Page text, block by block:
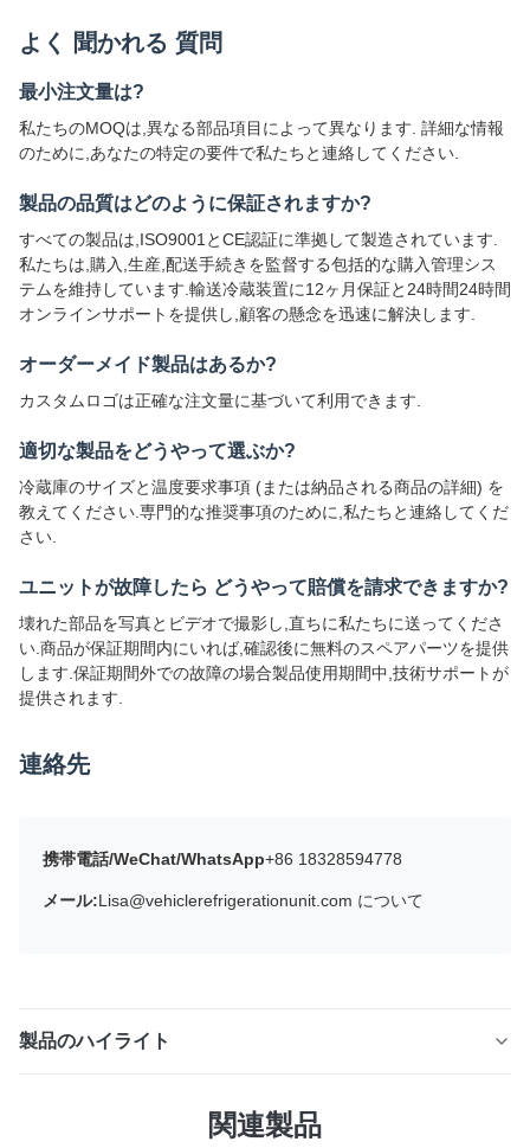
よく 聞かれる 質問
最小注文量は?
私たちのMOQは,異なる部品項目によって異なります. 詳細な情報
のために,あなたの特定の要件で私たちと連絡してください.
製品の品質はどのように保証されますか?
すべての製品は,ISO9001とCE認証に準拠して製造されています.
私たちは,購入,生産,配送手続きを監督する包括的な購入管理シス
テムを維持しています.輸送冷蔵装置に12ヶ月保証と24時間24時間
オンラインサポートを提供し,顧客の懸念を迅速に解決します.
オーダーメイド製品はあるか?
カスタムロゴは正確な注文量に基づいて利用できます.
適切な製品をどうやって選ぶか?
冷蔵庫のサイズと温度要求事項 (または納品される商品の詳細) を
教えてください.専門的な推奨事項のために,私たちと連絡してくだ
さい.
ユニットが故障したら どうやって賠償を請求できますか?
壊れた部品を写真とビデオで撮影し,直ちに私たちに送ってくださ
い.商品が保証期間内にいれば,確認後に無料のスペアパーツを提供
します.保証期間外での故障の場合製品使用期間中,技術サポートが
提供されます.
連絡先
携帯電話/WeChat/WhatsApp+86 18328594778
メール:Lisa@vehiclerefrigerationunit.com について
製品のハイライト
却能力 (-25°C ～ +25°C の範囲)。コンパクトなデザイ
関連製品